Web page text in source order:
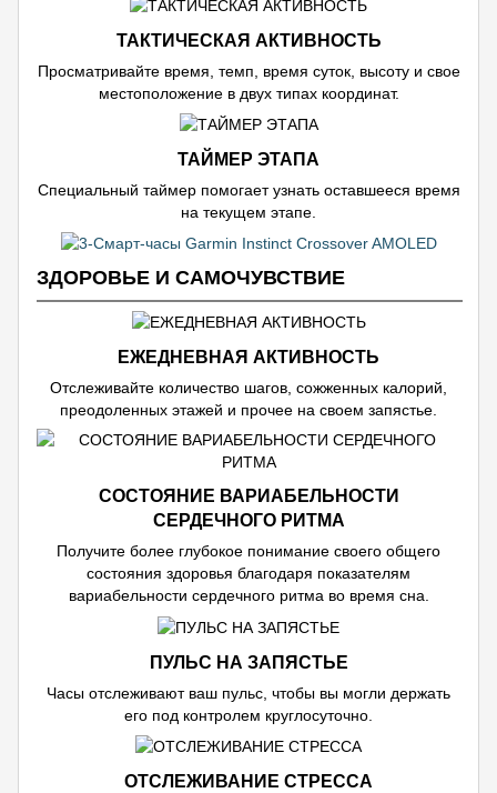
ТАКТИЧЕСКАЯ АКТИВНОСТЬ
Просматривайте время, темп, время суток, высоту и свое
местоположение в двух типах координат.
ТАЙМЕР ЭТАПА
Специальный таймер помогает узнать оставшееся время
на текущем этапе.
ЗДОРОВЬЕ И САМОЧУВСТВИЕ
ЕЖЕДНЕВНАЯ АКТИВНОСТЬ
Отслеживайте количество шагов, сожженных калорий,
преодоленных этажей и прочее на своем запястье.
СОСТОЯНИЕ ВАРИАБЕЛЬНОСТИ
СЕРДЕЧНОГО РИТМА
Получите более глубокое понимание своего общего
состояния здоровья благодаря показателям
вариабельности сердечного ритма во время сна.
ПУЛЬС НА ЗАПЯСТЬЕ
Часы отслеживают ваш пульс, чтобы вы могли держать
его под контролем круглосуточно.
ОТСЛЕЖИВАНИЕ СТРЕССА